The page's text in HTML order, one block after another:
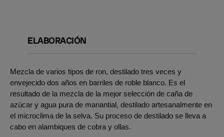
ELABORACIÓN
Mezcla de varios tipos de ron, destilado tres veces y
envejecido dos años en barriles de roble blanco. Es el
resultado de la mezcla de la mejor selección de caña de
azúcar y agua pura de manantial, destilado artesanalmente en
el microclima de la selva. Su proceso de destilado se lleva a
cabo en alambiques de cobra y ollas.